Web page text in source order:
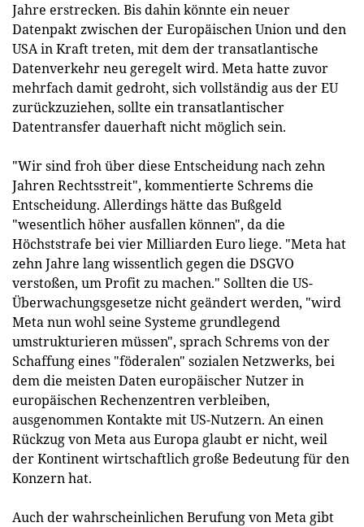
Jahre erstrecken. Bis dahin könnte ein neuer
Datenpakt zwischen der Europäischen Union und den
USA in Kraft treten, mit dem der transatlantische
Datenverkehr neu geregelt wird. Meta hatte zuvor
mehrfach damit gedroht, sich vollständig aus der EU
zurückzuziehen, sollte ein transatlantischer
Datentransfer dauerhaft nicht möglich sein.
"Wir sind froh über diese Entscheidung nach zehn
Jahren Rechtsstreit", kommentierte Schrems die
Entscheidung. Allerdings hätte das Bußgeld
"wesentlich höher ausfallen können", da die
Höchststrafe bei vier Milliarden Euro liege. "Meta hat
zehn Jahre lang wissentlich gegen die DSGVO
verstoßen, um Profit zu machen." Sollten die US-
Überwachungsgesetze nicht geändert werden, "wird
Meta nun wohl seine Systeme grundlegend
umstrukturieren müssen", sprach Schrems von der
Schaffung eines "föderalen" sozialen Netzwerks, bei
dem die meisten Daten europäischer Nutzer in
europäischen Rechenzentren verbleiben,
ausgenommen Kontakte mit US-Nutzern. An einen
Rückzug von Meta aus Europa glaubt er nicht, weil
der Kontinent wirtschaftlich große Bedeutung für den
Konzern hat.
Auch der wahrscheinlichen Berufung von Meta gibt